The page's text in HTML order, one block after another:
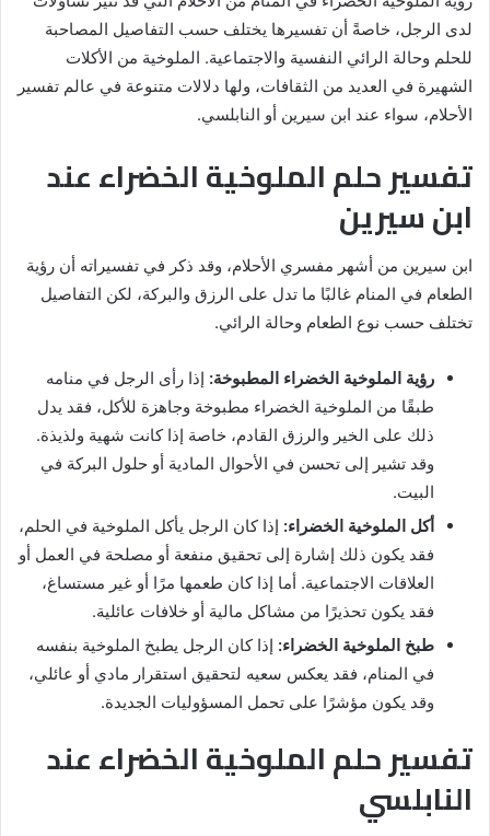
لدى الرجل، خاصةً أن تفسيرها يختلف حسب التفاصيل المصاحبة
للحلم وحالة الرائي النفسية والاجتماعية. الملوخية من الأكلات
الشهيرة في العديد من الثقافات، ولها دلالات متنوعة في عالم تفسير
الأحلام، سواء عند ابن سيرين أو النابلسي.
تفسير حلم الملوخية الخضراء عند
ابن سيرين
ابن سيرين من أشهر مفسري الأحلام، وقد ذكر في تفسيراته أن رؤية
الطعام في المنام غالبًا ما تدل على الرزق والبركة، لكن التفاصيل
تختلف حسب نوع الطعام وحالة الرائي.
رؤية الملوخية الخضراء المطبوخة: إذا رأى الرجل في منامه
طبقًا من الملوخية الخضراء مطبوخة وجاهزة للأكل، فقد يدل
ذلك على الخير والرزق القادم، خاصة إذا كانت شهية ولذيذة.
وقد تشير إلى تحسن في الأحوال المادية أو حلول البركة في
البيت.
أكل الملوخية الخضراء: إذا كان الرجل يأكل الملوخية في الحلم،
فقد يكون ذلك إشارة إلى تحقيق منفعة أو مصلحة في العمل أو
العلاقات الاجتماعية. أما إذا كان طعمها مرًا أو غير مستساغ،
فقد يكون تحذيرًا من مشاكل مالية أو خلافات عائلية.
طبخ الملوخية الخضراء: إذا كان الرجل يطبخ الملوخية بنفسه
في المنام، فقد يعكس سعيه لتحقيق استقرار مادي أو عائلي،
وقد يكون مؤشرًا على تحمل المسؤوليات الجديدة.
تفسير حلم الملوخية الخضراء عند
النابلسي